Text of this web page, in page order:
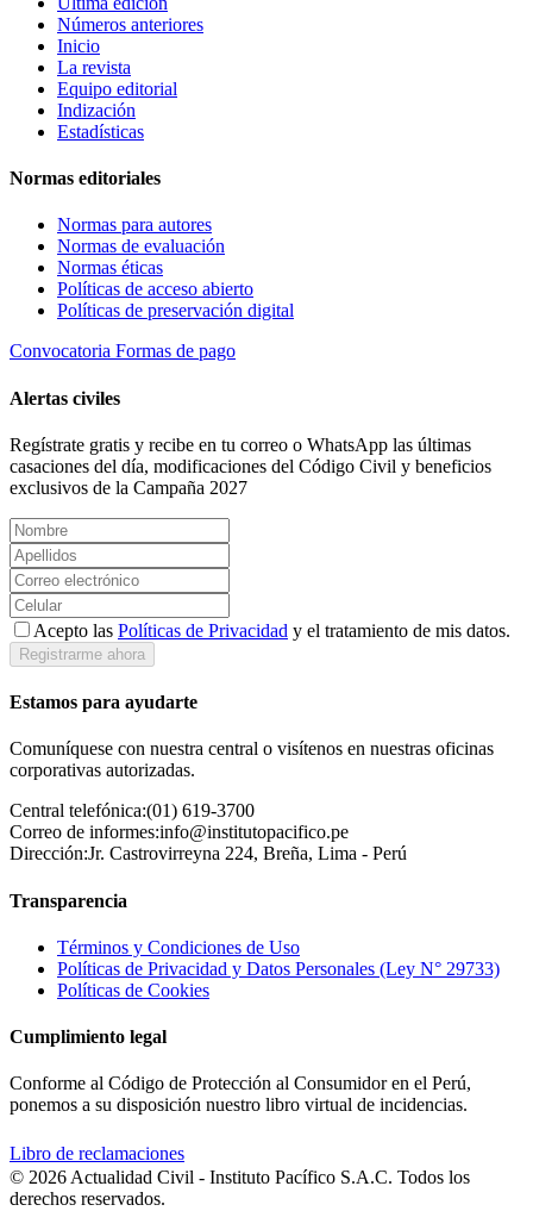
Números anteriores
Inicio
La revista
Equipo editorial
Indización
Estadísticas
Normas editoriales
Normas para autores
Normas de evaluación
Normas éticas
Políticas de acceso abierto
Políticas de preservación digital
Convocatoria Formas de pago
Alertas civiles
Regístrate gratis y recibe en tu correo o WhatsApp las últimas
casaciones del día, modificaciones del Código Civil y beneficios
exclusivos de la Campaña 2027
Acepto las Políticas de Privacidad y el tratamiento de mis datos.
Registrarme ahora
Estamos para ayudarte
Comuníquese con nuestra central o visítenos en nuestras oficinas
corporativas autorizadas.
Central telefónica:(01) 619-3700
Correo de informes:info@institutopacifico.pe
Dirección:Jr. Castrovirreyna 224, Breña, Lima - Perú
Transparencia
Términos y Condiciones de Uso
Políticas de Privacidad y Datos Personales (Ley N° 29733)
Políticas de Cookies
Cumplimiento legal
Conforme al Código de Protección al Consumidor en el Perú,
ponemos a su disposición nuestro libro virtual de incidencias.
Libro de reclamaciones
© 2026 Actualidad Civil - Instituto Pacífico S.A.C. Todos los
derechos reservados.